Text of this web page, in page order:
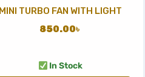
MINI TURBO FAN WITH LIGHT
850.00৳
In Stock